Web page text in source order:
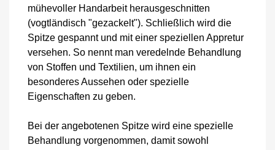
mühevoller Handarbeit herausgeschnitten
(vogtländisch "gezackelt"). Schließlich wird die
Spitze gespannt und mit einer speziellen Appretur
versehen. So nennt man veredelnde Behandlung
von Stoffen und Textilien, um ihnen ein
besonderes Aussehen oder spezielle
Eigenschaften zu geben.
Bei der angebotenen Spitze wird eine spezielle
Behandlung vorgenommen, damit sowohl